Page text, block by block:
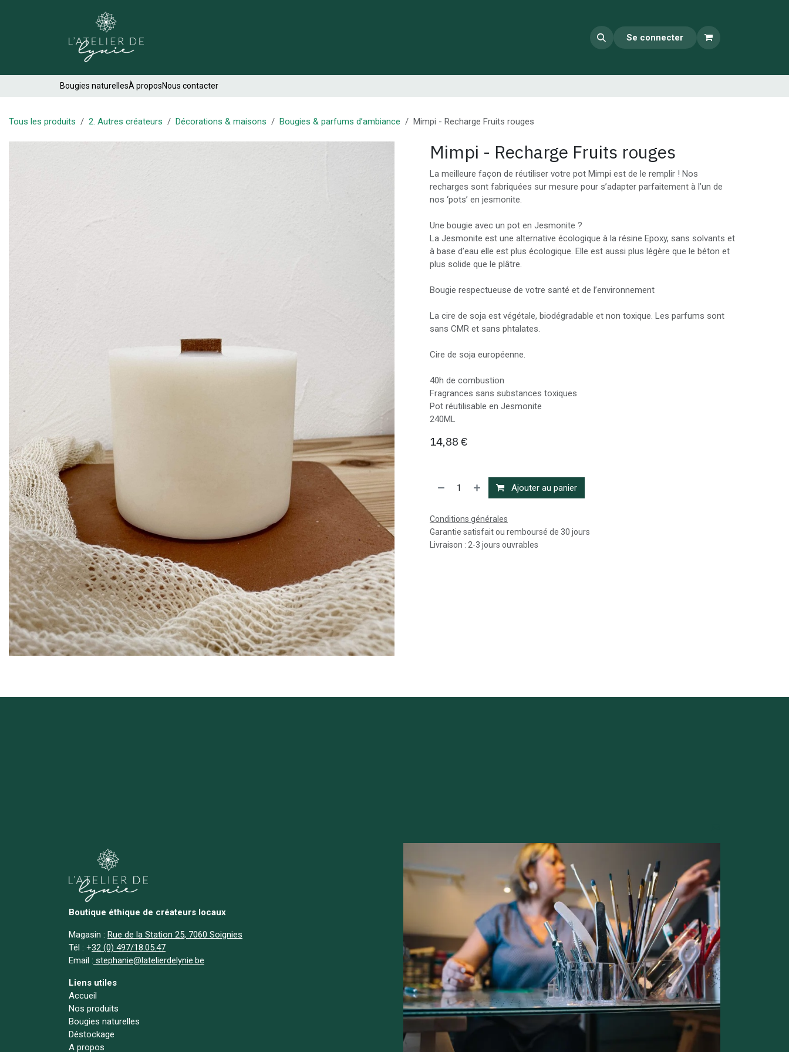
Se connecter
Bougies naturellesÀ proposNous contacter
Tous les produits 2. Autres créateurs Décorations & maisons Bougies & parfums d’ambiance Mimpi - Recharge Fruits rouges
Mimpi - Recharge Fruits rouges
La meilleure façon de réutiliser votre pot Mimpi est de le remplir ! Nos
recharges sont fabriquées sur mesure pour s’adapter parfaitement à l’un de
nos ‘pots’ en jesmonite.
Une bougie avec un pot en Jesmonite ?
La Jesmonite est une alternative écologique à la résine Epoxy, sans solvants et
à base d’eau elle est plus écologique. Elle est aussi plus légère que le béton et
plus solide que le plâtre.
Bougie respectueuse de votre santé et de l’environnement
La cire de soja est végétale, biodégradable et non toxique. Les parfums sont
sans CMR et sans phtalates.
Cire de soja européenne.
40h de combustion
Fragrances sans substances toxiques
Pot réutilisable en Jesmonite
240ML
14,88 €
Ajouter au panier
Conditions générales
Garantie satisfait ou remboursé de 30 jours
Livraison : 2-3 jours ouvrables
Boutique éthique de créateurs locaux
Magasin : Rue de la Station 25, 7060 Soignies
Tél : +32 (0) 497/18.05.47
Email : stephanie@latelierdelynie.be
Liens utiles
Accueil
Nos produits
Bougies naturelles
Déstockage
A propos